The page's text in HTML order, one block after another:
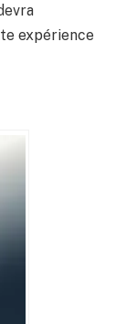
expérience